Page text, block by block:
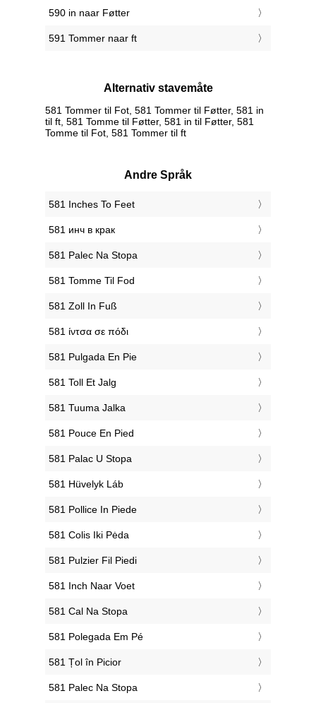
590 in naar Føtter
591 Tommer naar ft
Alternativ stavemåte
581 Tommer til Fot, 581 Tommer til Føtter, 581 in
til ft, 581 Tomme til Føtter, 581 in til Føtter, 581
Tomme til Fot, 581 Tommer til ft
Andre Språk
‎581 Inches To Feet
‎581 инч в крак
‎581 Palec Na Stopa
‎581 Tomme Til Fod
‎581 Zoll In Fuß
‎581 ίντσα σε πόδι
‎581 Pulgada En Pie
‎581 Toll Et Jalg
‎581 Tuuma Jalka
‎581 Pouce En Pied
‎581 Palac U Stopa
‎581 Hüvelyk Láb
‎581 Pollice In Piede
‎581 Colis Iki Pėda
‎581 Pulzier Fil Piedi
‎581 Inch Naar Voet
‎581 Cal Na Stopa
‎581 Polegada Em Pé
‎581 Țol în Picior
‎581 Palec Na Stopa